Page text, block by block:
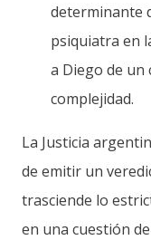
determinante
psiquiatra en
a Diego de un
complejidad.
La Justicia
de emitir un
trasciende lo
en una cuestión